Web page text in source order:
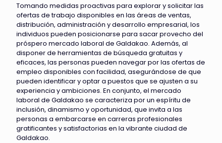
Tomando medidas proactivas para explorar y solicitar las
ofertas de trabajo disponibles en las áreas de ventas,
distribución, administración y desarrollo empresarial, los
individuos pueden posicionarse para sacar provecho del
próspero mercado laboral de Galdakao. Además, al
disponer de herramientas de búsqueda gratuitas y
eficaces, las personas pueden navegar por las ofertas de
empleo disponibles con facilidad, asegurándose de que
pueden identificar y optar a puestos que se ajusten a su
experiencia y ambiciones. En conjunto, el mercado
laboral de Galdakao se caracteriza por un espíritu de
inclusión, dinamismo y oportunidad, que invita a las
personas a embarcarse en carreras profesionales
gratificantes y satisfactorias en la vibrante ciudad de
Galdakao.